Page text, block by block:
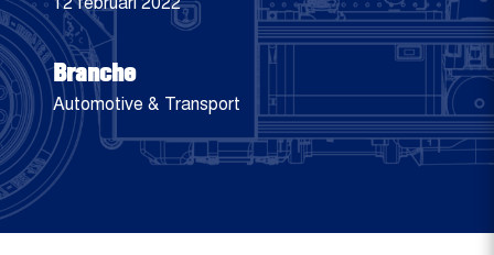
12 februari 2022
Branche
Automotive & Transport